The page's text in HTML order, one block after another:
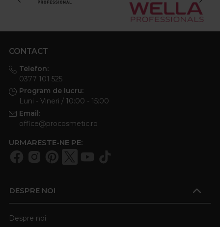
CONTACT
Telefon:
0377 101 525
Program de lucru:
Luni - Vineri / 10:00 - 15:00
Email:
office@procosmetic.ro
URMARESTE-NE PE:
DESPRE NOI
Despre noi